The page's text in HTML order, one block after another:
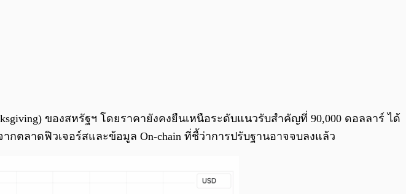
0:00/
ของสหรัฐฯ โดยราคายังคงยืนเหนือระดับแนวรับสำคัญที่ 90,000 ดอลลาร์ ได้
ตลาดฟิวเจอร์สและข้อมูล On-chain ที่ชี้ว่าการปรับฐานอาจจบลงแล้ว